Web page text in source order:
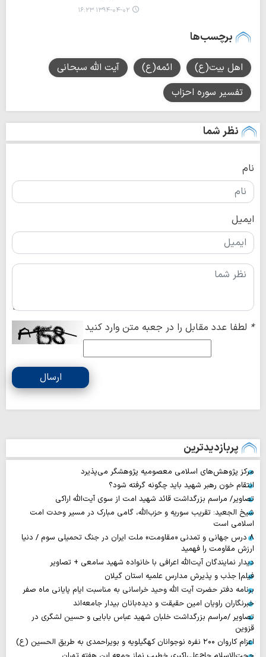
۱۳۹۴-۰۴-۰۲ ۱۶:۲۳
برچسب‌ها
اهل بیت(ع) ائمه(ع)
آیت الله سبحانی
تفسیر سوره احزاب
نظر شما
نام
ایمیل
* لطفا عدد مقابل را در جعبه متن وارد کنید
ارسال
پربازدیدترین
مرکز پژوهش‌های اسلامی معصومیه پژوهشگر می‌پذیرد
انتقام خون رهبر شهید باید چگونه گرفته شود؟
تصاویر/ مراسم بزرگداشت قائد شهید امت از سوی آیت‌الله اراکی
شیخ الجعید: تقریب سوریه و حزب‌الله، گامی مبارک در مسیر وحدت امت
اسلامی است
۸ درس جهانی و تمدنی «مقاومت» ملت ایران در جنگ تحمیلی سوم / دنیا
ارزش مقاومت را فهمید
دیدار نمایندگان آیت‌الله اعرافی با خانواده شهید سامعی + تصاویر
فیلم| جذب و پذیرش مدارس علمیه استان گیلان
برنامه دفتر حضرت آیت الله وحید خراسانی به مناسبت ایام پایانی ماه صفر
خبرنگاران راویان امین حقیقت و دیده‌بانان بیدار جامعه‌اند
تصاویر /مراسم بزرگداشت خلبان شهید عباس بابایی و حسین لشگری در
قزوین
اعزام کاروان ۲۰۰ نفره نوجوانان کهگیلویه و بویراحمدی به طریق الحسین (ع)